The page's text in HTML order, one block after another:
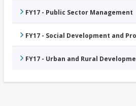
FY17 - Public Sector Management
FY17 - Social Development and
FY17 - Urban and Rural